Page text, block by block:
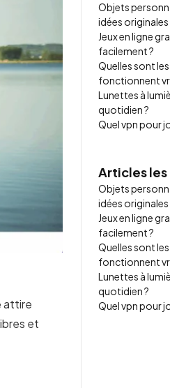
attire
et
Objets
idées
Jeux en ligne
facilement ?
Quelles sont
fonctionnent
Lunettes à
quotidien ?
Quel vpn pour
Articles les
Objets
idées
Jeux en ligne
facilement ?
Quelles sont
fonctionnent
Lunettes à
quotidien ?
Quel vpn pour